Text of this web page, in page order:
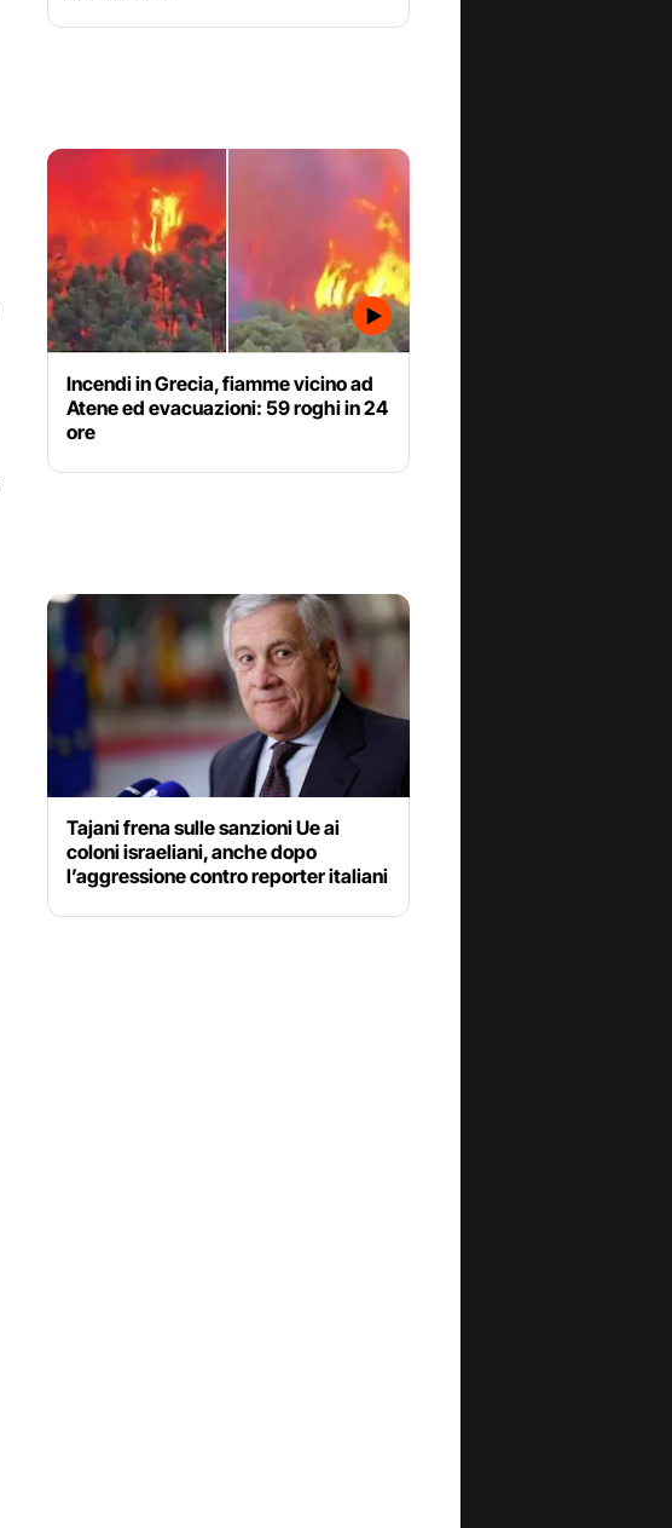
Incendi in Grecia, fiamme vicino ad
Atene ed evacuazioni: 59 roghi in 24
ore
Tajani frena sulle sanzioni Ue ai
coloni israeliani, anche dopo
l’aggressione contro reporter italiani